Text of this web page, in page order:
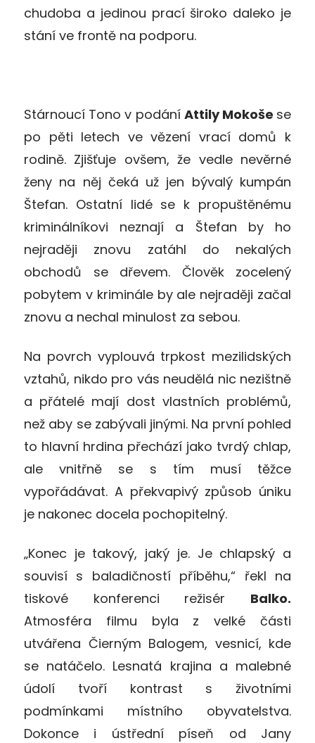
chudoba a jedinou prací široko daleko je
stání ve frontě na podporu.
Stárnoucí Tono v podání Attily Mokoše se
po pěti letech ve vězení vrací domů k
rodině. Zjišťuje ovšem, že vedle nevěrné
ženy na něj čeká už jen bývalý kumpán
Štefan. Ostatní lidé se k propuštěnému
kriminálníkovi neznají a Štefan by ho
nejraději znovu zatáhl do nekalých
obchodů se dřevem. Člověk zocelený
pobytem v kriminále by ale nejraději začal
znovu a nechal minulost za sebou.
Na povrch vyplouvá trpkost mezilidských
vztahů, nikdo pro vás neudělá nic nezištně
a přátelé mají dost vlastních problémů,
než aby se zabývali jinými. Na první pohled
to hlavní hrdina přechází jako tvrdý chlap,
ale vnitřně se s tím musí těžce
vypořádávat. A překvapivý způsob úniku
je nakonec docela pochopitelný.
„Konec je takový, jaký je. Je chlapský a
souvisí s baladičností příběhu,“ řekl na
tiskové konferenci režisér Balko.
Atmosféra filmu byla z velké části
utvářena Čierným Balogem, vesnicí, kde
se natáčelo. Lesnatá krajina a malebné
údolí tvoří kontrast s životními
podmínkami místního obyvatelstva.
Dokonce i ústřední píseň od Jany